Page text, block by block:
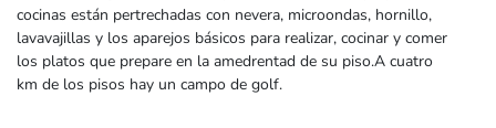
cocinas están pertrechadas con nevera, microondas, hornillo,
lavavajillas y los aparejos básicos para realizar, cocinar y comer
los platos que prepare en la amedrentad de su piso.A cuatro
km de los pisos hay un campo de golf.